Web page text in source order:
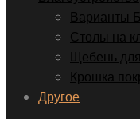
Варианты
Столы на
Щебень
Крошка
Другое